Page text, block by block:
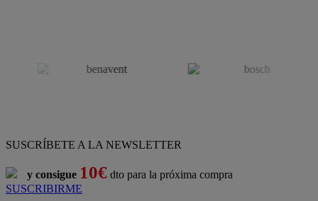
SUSCRÍBETE A LA NEWSLETTER
y consigue 10€ dto para la próxima compra
SUSCRIBIRME